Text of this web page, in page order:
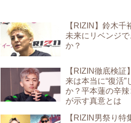
【RIZIN】鈴木千
未来にリベンジ
か？
【RIZIN徹底検証
来は本当に“復活”
か？平本蓮の辛辣
が示す真意とは
【RIZIN男祭り特